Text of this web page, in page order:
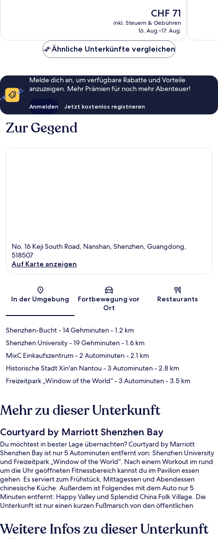
Der
Preis
beträgt
CHF 71
inkl. Steuern & Gebühren
16. Aug.–17. Aug.
Ähnliche Unterkünfte vergleichen
Melde dich an, um verfügbare Rabatte und Vorteile
anzuzeigen. Mehr Prämien für noch mehr Abenteuer!
Anmelden Jetzt kostenlos registrieren
Zur Gegend
No. 16 Keji South Road, Nanshan, Shenzhen, Guangdong,
518507
Auf Karte anzeigen
In der Umgebung
Fortbewegung vor
Ort
Restaurants
Shenzhen-Bucht- 14 Gehminuten- 1.2 km
Shenzhen University- 19 Gehminuten- 1.6 km
MixC Einkaufszentrum- 2 Autominuten- 2.1 km
Historische Stadt Xin'an Nantou- 3 Autominuten- 2.8 km
Freizeitpark „Window of the World“- 3 Autominuten- 3.5 km
Mehr zu dieser Unterkunft
Courtyard by Marriott Shenzhen Bay
Du möchtest in bester Lage übernachten? Courtyard by Marriott
Shenzhen Bay ist nur 5 Autominuten entfernt von: Shenzhen University
und Freizeitpark „Window of the World“. Nach einem Workout im rund
um die Uhr geöffneten Fitnessbereich kannst du im Pavilion essen
gehen. Es serviert zum Frühstück, Mittagessen und Abendessen
chinesische Küche. Außerdem ist Folgendes mit dem Auto nur 5
Minuten entfernt: Happy Valley und Splendid China Folk Village. Die
Unterkunft ist nur einen kurzen Fußmarsch von den öffentlichen
South) sind es 14 Minuten.
Weitere Infos zu dieser Unterkunft